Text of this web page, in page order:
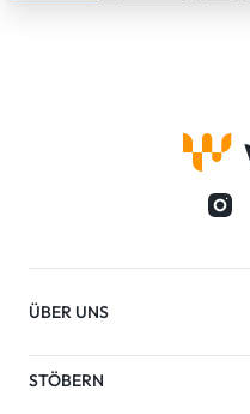
ÜBER UNS
STÖBERN